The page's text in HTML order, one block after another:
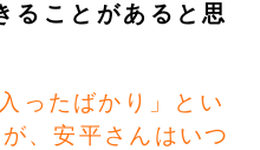
ることがあると思
ったばかり」とい
、安平さんはいつ